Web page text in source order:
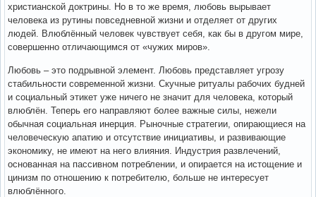
христианской доктрины. Но в то же время, любовь вырывает
человека из рутины повседневной жизни и отделяет от других
людей. Влюблённый человек чувствует себя, как бы в другом мире,
совершенно отличающимся от «чужих миров».
Любовь – это подрывной элемент. Любовь представляет угрозу
стабильности современной жизни. Скучные ритуалы рабочих будней
и социальный этикет уже ничего не значит для человека, который
влюблён. Теперь его направляют более важные силы, нежели
обычная социальная инерция. Рыночные стратегии, опирающиеся на
человеческую апатию и отсутствие инициативы, и развивающие
экономику, не имеют на него влияния. Индустрия развлечений,
основанная на пассивном потреблении, и опирается на истощение и
цинизм по отношению к потребителю, больше не интересует
влюблённого.